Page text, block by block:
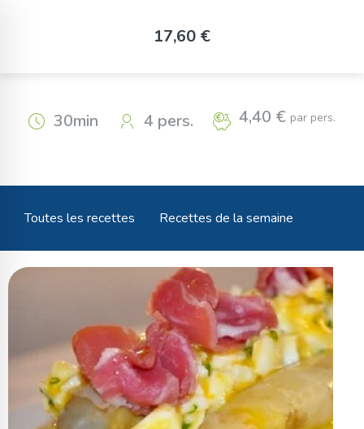
Asperges blanches aux chips
30min 4 pers. 4,40 € par pers.
Toutes les recettes Recettes de la semaine
17,60 €